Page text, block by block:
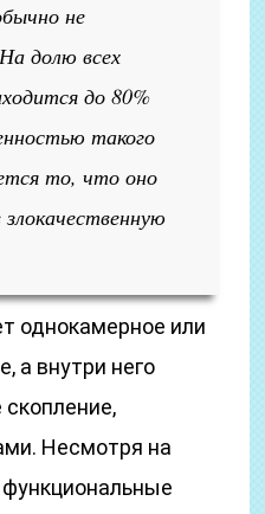
не
долю всех
до 80%
такого
то, что оно
однокамерное или
а внутри него
Несмотря на
функциональные